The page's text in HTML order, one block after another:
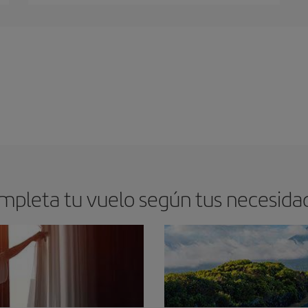
tu vuelo según tus